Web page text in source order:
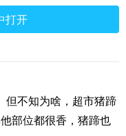
打开
但不知为啥，超市猪蹄
部位都很香，猪蹄也